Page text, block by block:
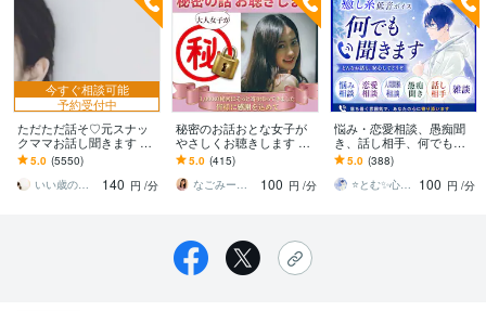
今すぐ相談可能
予約受付中
ただただ話そ♡元スナッ
クママお話し聞きます ゆ
ったり、癒しの時間を╰(*
´︶`*)╯♡
5.0 (5550)
いい歳のエリー♡
140 円 /分
秘密のお話おとな女子が
やさしくお聴きします 誰
にも言わないでなことを
優しく受け止めるので安
心して話してね
5.0 (415)
なごみーな♡癒し系心のサポーター
100 円 /分
悩み・恋愛相談、愚痴聞
き、話し相手、何でも聞
きます 落ち着く雰囲気の
通話・電話で、雑談でも
何でも話しましょう
5.0 (388)
⭐とむ✨心の癒し お悩み相談 恋愛相談
100 円 /分